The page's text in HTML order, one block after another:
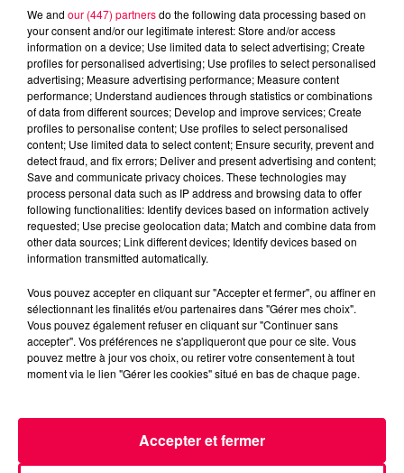
Des assiettes Linvosges rappelées pour
excès de plomb
Du plomb a été détecté dans deux assiettes en
céramique vendues entre 2020 et 2022 par Linvosges.
3 août 2026
PRÉVIFEUX : "il faut avoir une culture du risque"
We and our (447) partnersdo the following data processing based on
your consent and/or our legitimate interest: Store and/or access
information on a device; Use limited data to select advertising; Create
profiles for personalised advertising; Use profiles to select personalised
advertising; Measure advertising performance; Measure content
performance; Understand audiences through statistics or combinations
of data from different sources; Develop and improve services; Create
profiles to personalise content; Use profiles to select personalised
content; Use limited data to select content; Ensure security, prevent and
detect fraud, and fix errors; Deliver and present advertising and content;
Save and communicate privacy choices. These technologies may
process personal data such as IP address and browsing data to offer
following functionalities: Identify devices based on information actively
requested; Use precise geolocation data; Match and combine data from
other data sources; Link different devices; Identify devices based on
information transmitted automatically.
Vous pouvez accepter en cliquant sur "Accepter et fermer", ou affiner en
sélectionnant les finalités et/ou partenaires dans "Gérer mes choix".
Vous pouvez également refuser en cliquant sur "Continuer sans
accepter". Vos préférences ne s'appliqueront que pour ce site. Vous
pouvez mettre à jour vos choix, ou retirer votre consentement à tout
moment via le lien "Gérer les cookies" situé en bas de chaque page.
Accepter et fermer